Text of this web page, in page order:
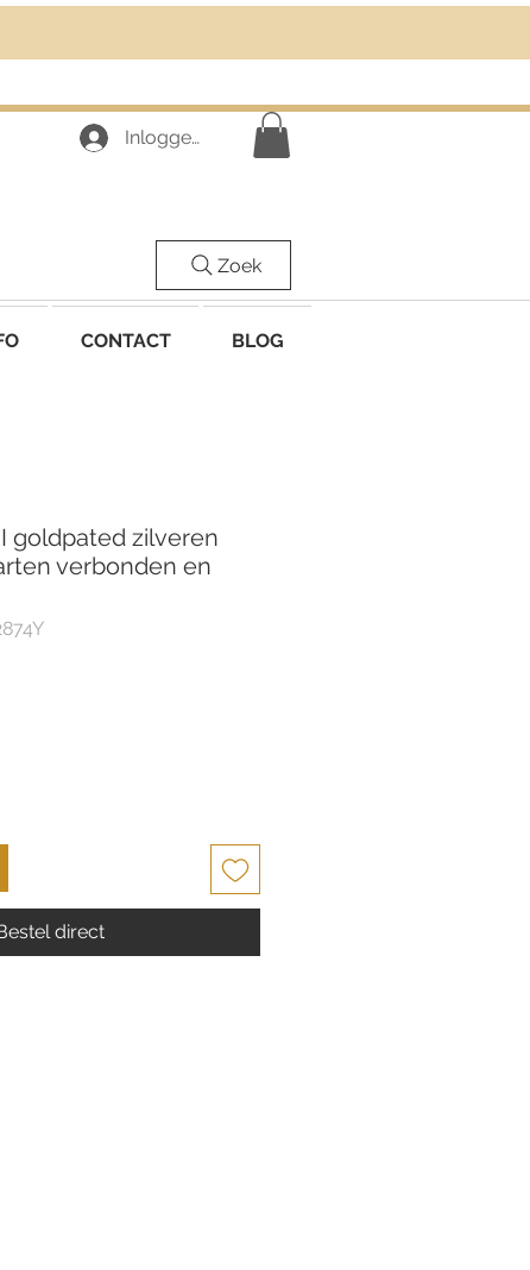
Inloggen
Zoek
CONTACT BLOG
goldpated zilveren
verbonden en
direct